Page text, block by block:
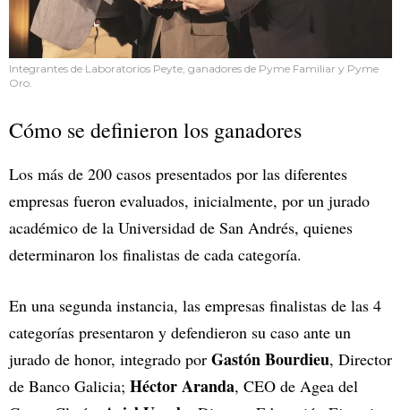
Integrantes de Laboratorios Peyte, ganadores de Pyme Familiar y Pyme
Oro.
Cómo se definieron los ganadores
Los más de 200 casos presentados por las diferentes
empresas fueron evaluados, inicialmente, por un jurado
académico de la Universidad de San Andrés, quienes
determinaron los finalistas de cada categoría.
En una segunda instancia, las empresas finalistas de las 4
categorías presentaron y defendieron su caso ante un
jurado de honor, integrado por Gastón Bourdieu, Director
de Banco Galicia; Héctor Aranda, CEO de Agea del